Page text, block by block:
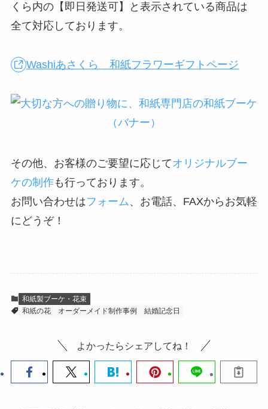
くら内の【即日発送可】と表示されている商品は
全て対応しております。
Washiあさくら 和紙フラワーギフトページ
その他、お客様のご要望に応じてオリジナルブー
ケの制作も行っております。
お問い合わせはフォーム 、お電話、FAXからお気軽
にどうぞ！
和紙製ブーケ・花束
和紙の花
オーダーメイド制作事例 結婚記念日
よかったらシェアしてね！